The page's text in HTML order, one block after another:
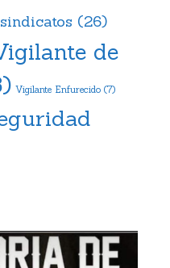
sindicatos (26)
de
Vigilante Enfurecido (7)